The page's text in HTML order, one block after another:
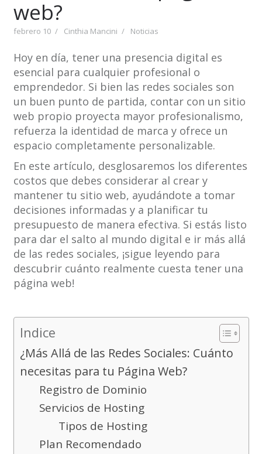
web?
febrero 10 Cinthia Mancini Noticias
Hoy en día, tener una presencia digital es
esencial para cualquier profesional o
emprendedor. Si bien las redes sociales son
un buen punto de partida, contar con un sitio
web propio proyecta mayor profesionalismo,
refuerza la identidad de marca y ofrece un
espacio completamente personalizable.
En este artículo, desglosaremos los diferentes
costos que debes considerar al crear y
mantener tu sitio web, ayudándote a tomar
decisiones informadas y a planificar tu
presupuesto de manera efectiva. Si estás listo
para dar el salto al mundo digital e ir más allá
de las redes sociales, ¡sigue leyendo para
descubrir cuánto realmente cuesta tener una
página web!
Indice
¿Más Allá de las Redes Sociales: Cuánto
necesitas para tu Página Web?
Registro de Dominio
Servicios de Hosting
Tipos de Hosting
Plan Recomendado